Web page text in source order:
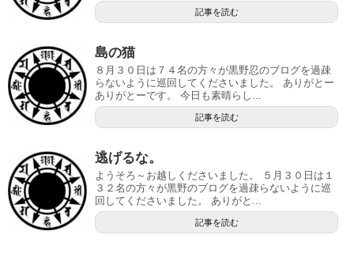
記事を読む
島の猫
８月３０日は７４名の方々が黒野忍のブログを過疎
らないように巡回してくださいました。 ありがとー
ありがとーです。 今日も素晴らし...
記事を読む
逃げるな。
ようそろ～お越しくださいました。 ５月３０日は１
３２名の方々が黒野のブログを過疎らないように巡
回してくださいました。 ありがと...
記事を読む